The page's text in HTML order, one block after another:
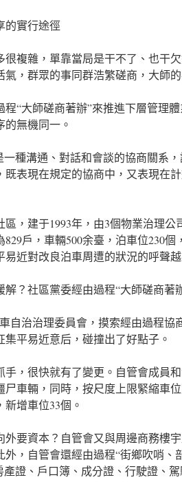
的實行途徑
很複雜，單靠當局是干不了、也干
氣，群眾的事同群浩繁磋商，大師
程“大師磋商著辦”來推進下層管理
的無機同一。
一種溝通、對話和會談的協商關系
既表現在規定的協商中，又表現在
區，建于1993年，由3個物業治理
829戶，車輛500余臺，泊車位230
易近對改良泊車周遭的狀況的呼聲越
解？社區黨委經由過程“大師磋商著
自治治理委員會，摸索經由過程協
平易近意后，碰撞出了好點子。
手，很快就有了變更。自管會成員
尸車輛，同時，按尺度上限緊縮車
增車位33個。
外要資本？自管會又與周邊商務樓
外，自管會還經由過程“街鄉吹哨、
產證、戶口簿、成分證、行駛證、